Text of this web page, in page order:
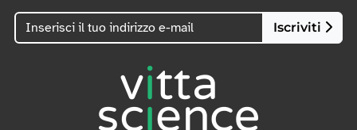
Iscriviti